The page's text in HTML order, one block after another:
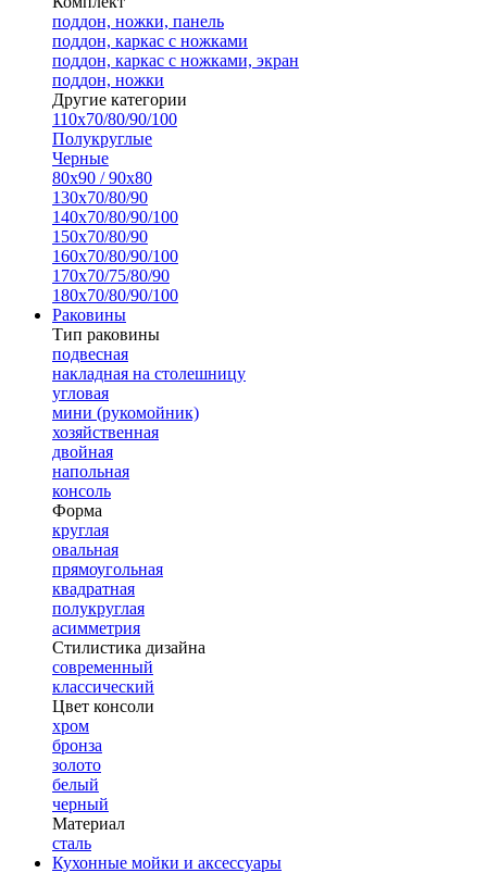
поддон, ножки, панель
поддон, каркас с ножками
поддон, каркас с ножками, экран
поддон, ножки
Другие категории
110х70/80/90/100
Полукруглые
Черные
80х90 / 90х80
130х70/80/90
140х70/80/90/100
150х70/80/90
160х70/80/90/100
170х70/75/80/90
180х70/80/90/100
Раковины
Тип раковины
подвесная
накладная на столешницу
угловая
мини (рукомойник)
хозяйственная
двойная
напольная
консоль
Форма
круглая
овальная
прямоугольная
квадратная
полукруглая
асимметрия
Стилистика дизайна
современный
классический
Цвет консоли
хром
бронза
золото
белый
черный
Материал
сталь
Кухонные мойки и аксессуары